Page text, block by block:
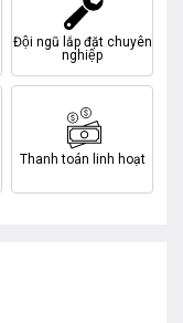
Đội ngũ lắp đặt chuyên
nghiệp
Thanh toán linh hoạt